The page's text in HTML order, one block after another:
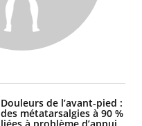
Douleurs de l’avant-pied :
des métatarsalgies à 90 %
liées à problème d’appui